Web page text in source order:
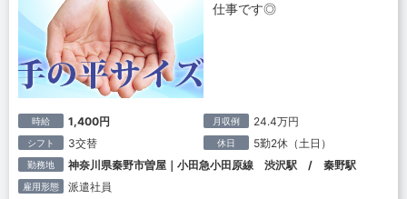
仕事です◎
時給 1,400円 月収例 24.4万円
シフト 3交替 休日 5勤2休（土日）
勤務地 神奈川県秦野市曽屋｜小田急小田原線 渋沢駅 / 秦野駅
雇用形態 派遣社員